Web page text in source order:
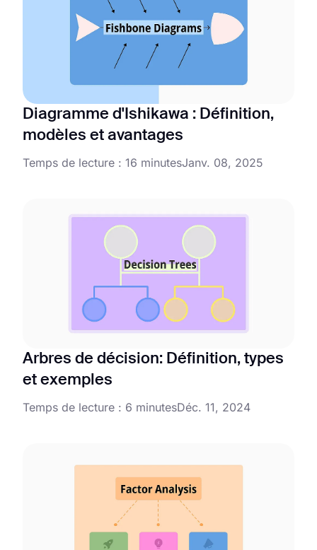
Diagramme d'Ishikawa : Définition,
modèles et avantages
Temps de lecture : 16 minutesJanv. 08, 2025
Arbres de décision: Définition, types
et exemples
Temps de lecture : 6 minutesDéc. 11, 2024